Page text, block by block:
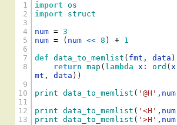
1
2
3
4
5
6
7
8
9
10
11
12
13
import os
import
struct
num = 3
num = ( num << 8 ) + 1
def data_to_memlist ( fmt , data )
return map ( lambda x : ord ( x
mt , data ) )
print data_to_memlist ( '@H' , num
print data_to_memlist ( '<H' , num
print data_to_memlist ( '>H' , num